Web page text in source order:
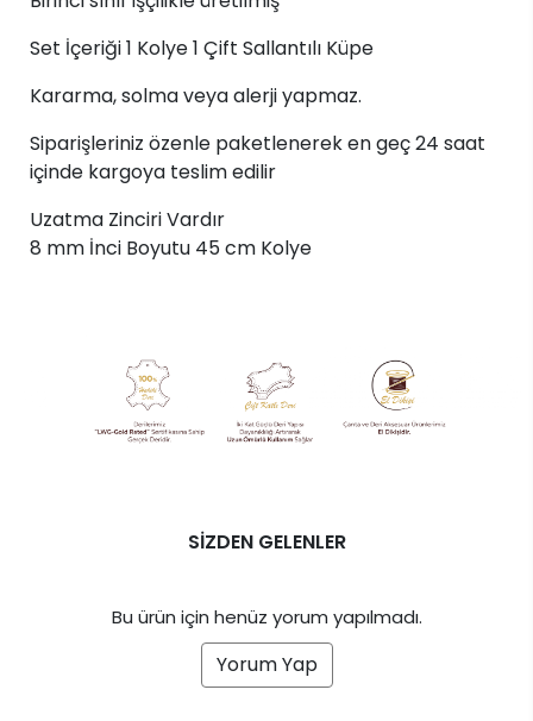
Set İçeriği 1 Kolye 1 Çift Sallantılı Küpe
Kararma, solma veya alerji yapmaz.
Siparişleriniz özenle paketlenerek en geç 24 saat
içinde kargoya teslim edilir
Uzatma Zinciri Vardır
8 mm İnci Boyutu 45 cm Kolye
SİZDEN GELENLER
Bu ürün için henüz yorum yapılmadı.
Yorum Yap